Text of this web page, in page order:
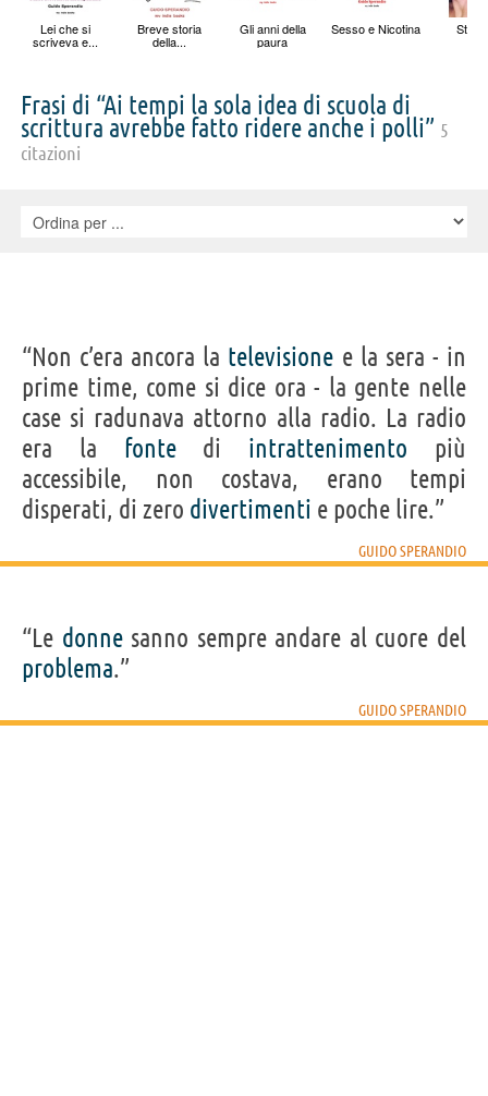
Lei che si
scriveva e...
Breve storia
della...
Gli anni della
paura
Sesso e Nicotina
Frasi di “Ai tempi la sola idea di scuola di
scrittura avrebbe fatto ridere anche i polli” 5
citazioni
“Non c’era ancora la televisione e la sera - in
prime time, come si dice ora - la gente nelle
case si radunava attorno alla radio. La radio
era la fontedi intrattenimento più
accessibile, non costava, erano tempi
disperati, di zero divertimenti e poche lire.”
GUIDO SPERANDIO
“Le donnesanno sempre andare al cuore del
problema.”
GUIDO SPERANDIO